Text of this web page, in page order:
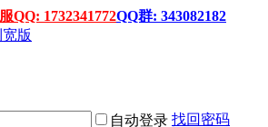
QQ: 1732341772QQ群: 343082182
版
自动登录 找回密码